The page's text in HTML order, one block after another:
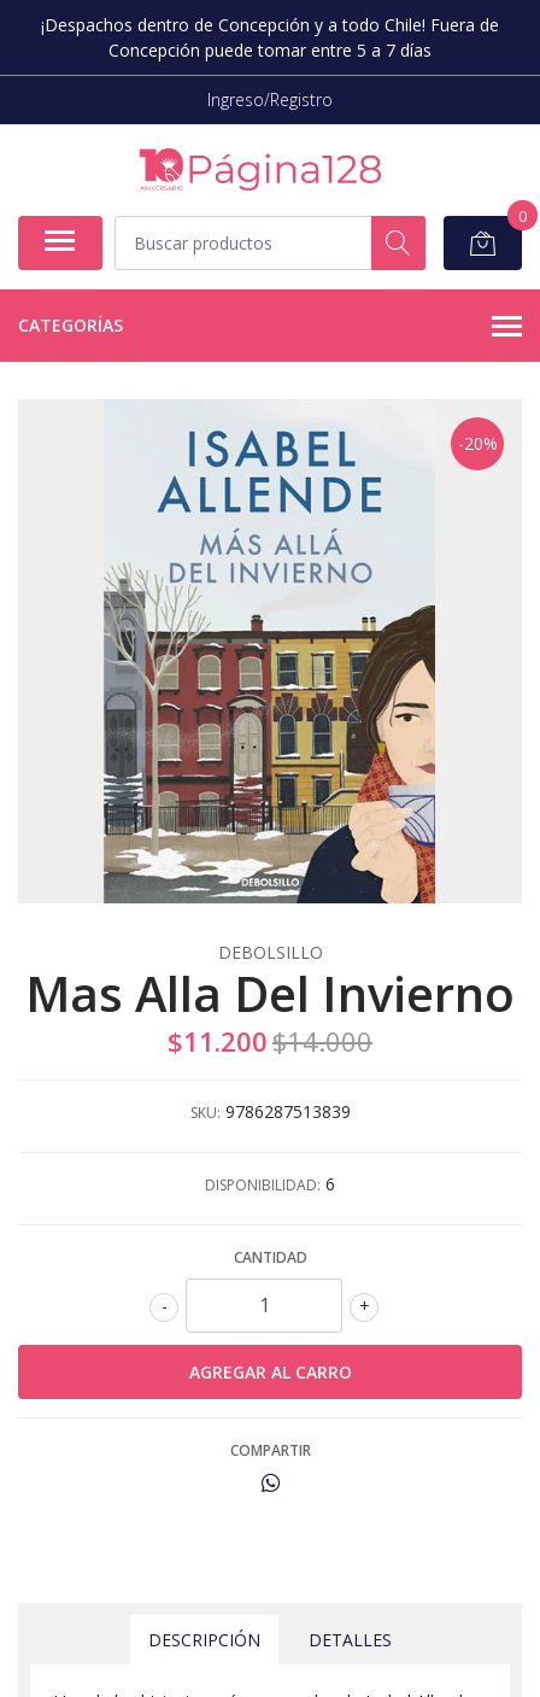
¡Despachos dentro de Concepción y a todo Chile! Fuera de
Concepción puede tomar entre 5 a 7 días
Ingreso/Registro
0
CATEGORÍAS
-20%
DEBOLSILLO
Mas Alla Del Invierno
$11.200$14.000
SKU: 9786287513839
DISPONIBILIDAD: 6
CANTIDAD
+
-
COMPARTIR
DESCRIPCIÓN DETALLES